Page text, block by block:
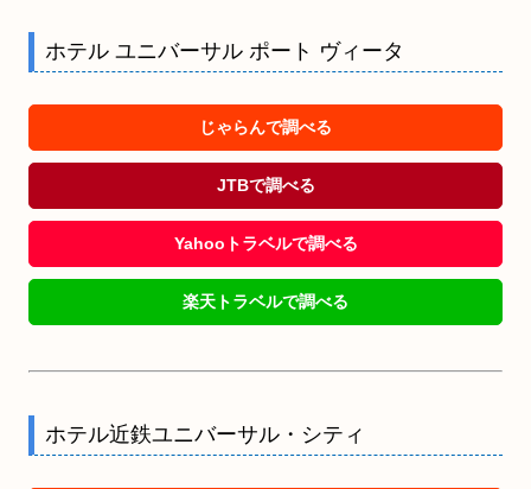
ホテル ユニバーサル ポート ヴィータ
じゃらんで調べる
JTBで調べる
Yahooトラベルで調べる
楽天トラベルで調べる
ホテル近鉄ユニバーサル・シティ